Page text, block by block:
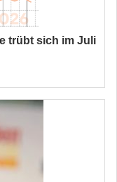
trübt sich im Juli